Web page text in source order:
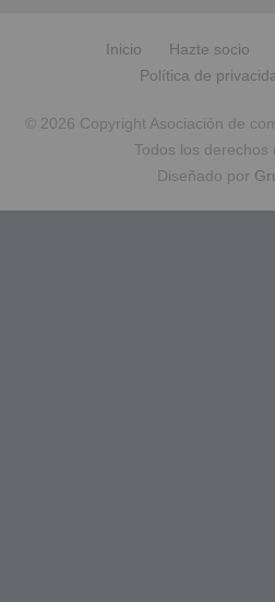
Inicio Hazte socio
Política de
© 2026 Copyright Asociación de
Todos los derechos
Diseñado por